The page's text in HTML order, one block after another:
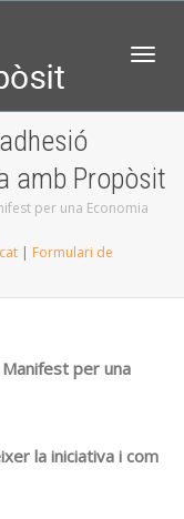
amb Propòsit
per una Economia
| Formulari de
Manifest per una
la iniciativa i com